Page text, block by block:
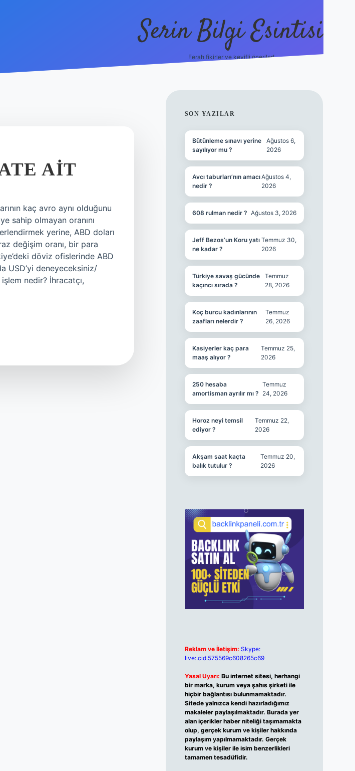
Serin Bilgi Esintisi
Ferah fikirler ve keyifli öneriler!
AIT
kaç avro aynı olduğunu
sahip olmayan oranını
yerine, ABD doları
değişim oranı, bir para
döviz ofislerinde ABD
USD’yi deneyeceksiniz/
nedir? İhracatçı,
SIDEBAR
SON YAZILAR
Bütünleme sınavı yerine
sayılıyor mu ?
Ağustos 6,
2026
Avcı taburları’nın amacı
nedir ?
Ağustos 4,
2026
608 rulman nedir ? Ağustos 3, 2026
Jeff Bezos’un Koru yatı
ne kadar ?
Temmuz 30,
2026
Türkiye savaş gücünde
kaçıncı sırada ?
Temmuz
28, 2026
Koç burcu kadınlarının
zaafları nelerdir ?
Temmuz
26, 2026
Kasiyerler kaç para
maaş alıyor ?
Temmuz 25,
2026
250 hesaba
amortisman ayrılır mı ?
Temmuz
24, 2026
Horoz neyi temsil
ediyor ?
Temmuz 22,
2026
Akşam saat kaçta
balık tutulur ?
Temmuz 20,
2026
Reklam ve İletişim: Skype:
live:.cid.575569c608265c69
Yasal Uyarı: Bu internet sitesi, herhangi
bir marka, kurum veya şahıs şirketi ile
hiçbir bağlantısı bulunmamaktadır.
Sitede yalnızca kendi hazırladığımız
makaleler paylaşılmaktadır. Burada yer
alan içerikler haber niteliği taşımamakta
olup, gerçek kurum ve kişiler hakkında
paylaşım yapılmamaktadır. Gerçek
kurum ve kişiler ile isim benzerlikleri
tamamen tesadüfidir.
ilbet giriş